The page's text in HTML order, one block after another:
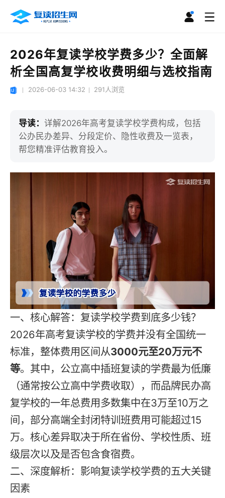
2026年复读学校学费多少？全面解
析全国高复学校收费明细与选校指南
2026-06-03 14:32 291人浏览
导读：详解2026年高考复读学校学费构成，包括
公办民办差异、分段定价、隐性收费及一览表，
帮您精准评估教育投入。
一、核心解答：复读学校学费到底多少钱？
2026年高考复读学校的学费并没有全国统一
标准，整体费用区间从3000元至20万元不
等。其中，公立高中插班复读的学费最为低廉
（通常按公立高中学费收取），而品牌民办高
复学校的一年总费用多数集中在3万至10万之
间，部分高端全封闭特训班费用可能超过15
万。核心差异取决于所在省份、学校性质、班
级层次以及是否包含食宿费。
二、深度解析：影响复读学校学费的五大关键
因素